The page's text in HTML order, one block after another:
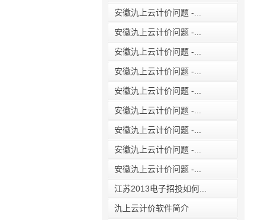
安徽氿上云计价问题 -...
安徽氿上云计价问题 -...
安徽氿上云计价问题 -...
安徽氿上云计价问题 -...
安徽氿上云计价问题 -...
安徽氿上云计价问题 -...
安徽氿上云计价问题 -...
安徽氿上云计价问题 -...
安徽氿上云计价问题 -...
江苏2013电子招投如何...
氿上云计价软件简介